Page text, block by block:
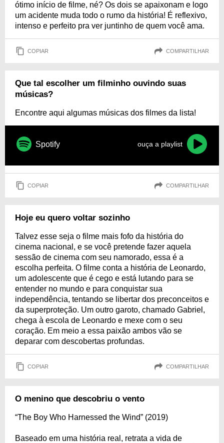
ótimo início de filme, né? Os dois se apaixonam e logo
um acidente muda todo o rumo da história! É reflexivo,
intenso e perfeito pra ver juntinho de quem você ama.
COPIAR COMPARTILHAR
Que tal escolher um filminho ouvindo suas
músicas?
Encontre aqui algumas músicas dos filmes da lista!
Spotify ouça a playlist
COPIAR COMPARTILHAR
Hoje eu quero voltar sozinho
Talvez esse seja o filme mais fofo da história do
cinema nacional, e se você pretende fazer aquela
sessão de cinema com seu namorado, essa é a
escolha perfeita. O filme conta a história de Leonardo,
um adolescente que é cego e está lutando para se
entender no mundo e para conquistar sua
independência, tentando se libertar dos preconceitos e
da superproteção. Um outro garoto, chamado Gabriel,
chega à escola de Leonardo e mexe com o seu
coração. Em meio a essa paixão ambos vão se
deparar com descobertas profundas.
COPIAR COMPARTILHAR
O menino que descobriu o vento
“The Boy Who Harnessed the Wind” (2019)
Baseado em uma história real, retrata a vida de